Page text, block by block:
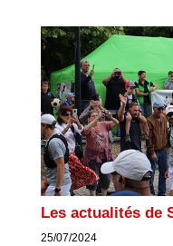
Les actualités de
25/07/2024